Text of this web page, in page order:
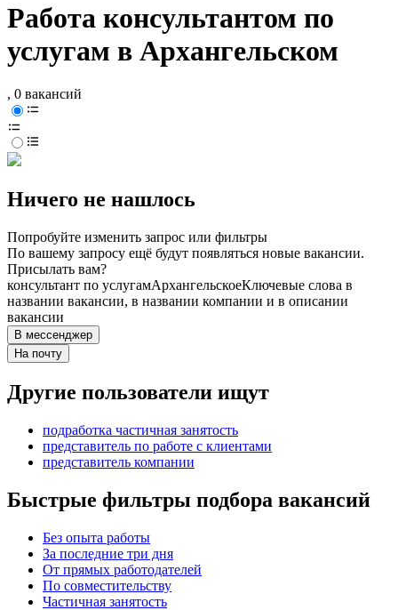
Работа консультантом по
услугам в Архангельском
, 0 вакансий
Ничего не нашлось
Попробуйте изменить запрос или фильтры
По вашему запросу ещё будут появляться новые вакансии.
Присылать вам?
консультант по услугамАрхангельскоеКлючевые слова в
названии вакансии, в названии компании и в описании
вакансии
В мессенджер
На почту
Другие пользователи ищут
подработка частичная занятость
представитель по работе с клиентами
представитель компании
Быстрые фильтры подбора вакансий
Без опыта работы
За последние три дня
От прямых работодателей
По совместительству
Частичная занятость